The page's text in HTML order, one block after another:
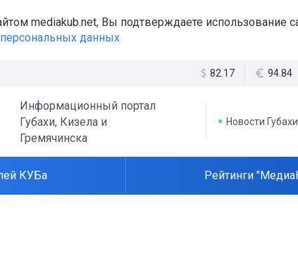
mediakub.net, Вы подтверждаете использование
данных
82.17 94.84
Информационный портал
Губахи, Кизела и
Гремячинска
Новости Губахи
КУБа Рейтинги